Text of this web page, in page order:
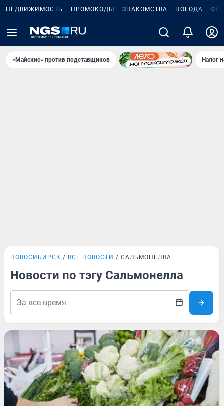
НЕДВИЖИМОСТЬ ПРОМОКОДЫ ЗНАКОМСТВА ПОГОДА
«Майские» против подставщиков Налог
НОВОСИБИРСК ВСЕ НОВОСТИ САЛЬМОНЕЛЛА
Новости по тэгу Сальмонелла